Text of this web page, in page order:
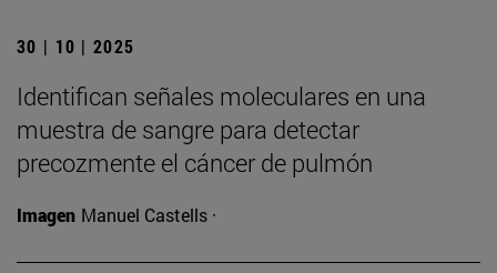
30 | 10 | 2025
Identifican señales moleculares en una
muestra de sangre para detectar
precozmente el cáncer de pulmón
Imagen Manuel Castells ·